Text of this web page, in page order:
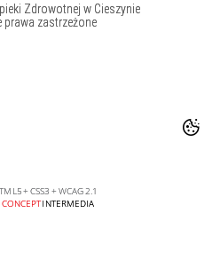
Zdrowotnej w Cieszynie
prawa zastrzeżone
+CSS3 +WCAG 2.1
CONCEPTINTERMEDIA